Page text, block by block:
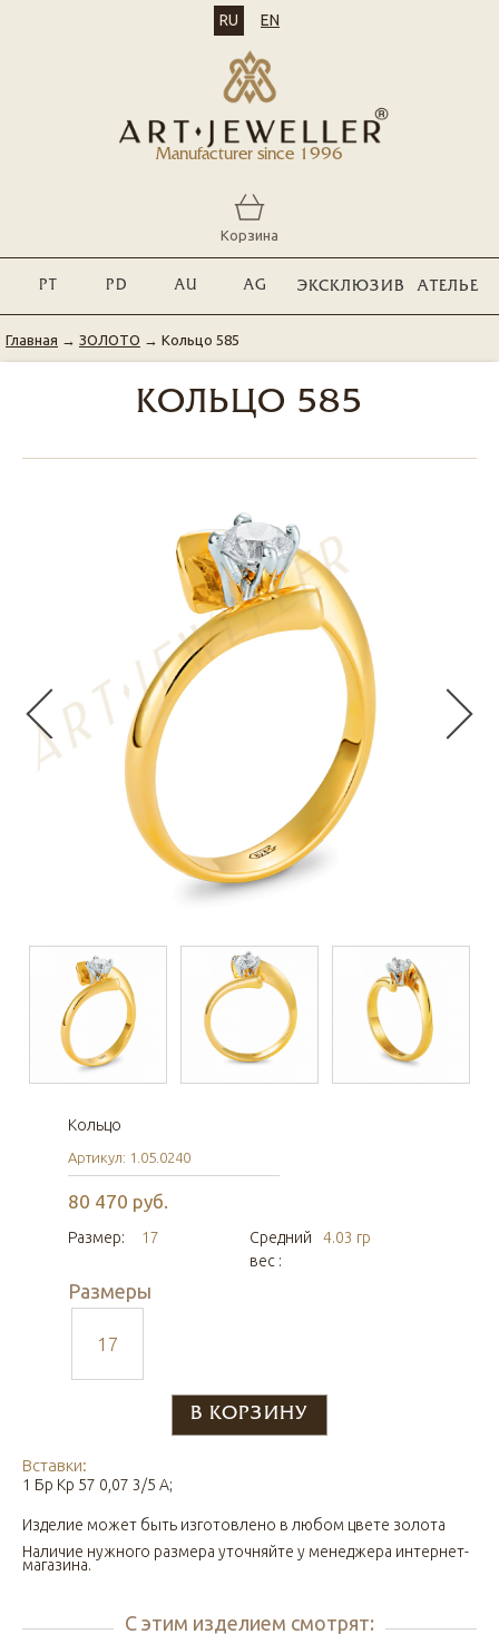
Manufacturer since 1996
RU EN
Корзина
PT PD AU AG ЭКСКЛЮЗИВ АТЕЛЬЕ
Главная → ЗОЛОТО → Кольцо 585
КОЛЬЦО 585
Кольцо
Артикул: 1.05.0240
80 470 руб.
Размер: 17
Средний
вес :
4.03 гр
Размеры
17
Вставки:
1 Бр Кр 57 0,07 3/5 А;
Изделие может быть изготовлено в любом цвете золота
Наличие нужного размера уточняйте у менеджера интернет-
магазина.
С этим изделием смотрят: